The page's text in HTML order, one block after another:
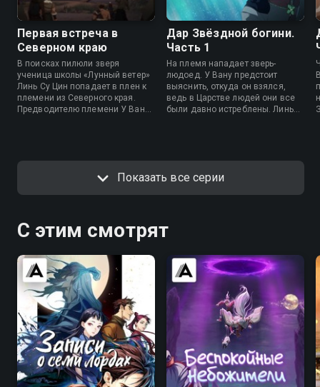
Первая встреча в
Северном краю
В поисках пилюли зверя
ученица школы «Лунный ветер»
Линь Су Цин попадает в плен к
племени из Северного края.
Предводителю племени У Вану
Дар Звёздной богини.
Часть 1
На племя нападает зверь-
людоед. У Вану предстоит
выяснить, откуда он взялся,
ведь в Царстве людей они все
были давно истреблены. Линь
Показать все серии
С этим смотрят